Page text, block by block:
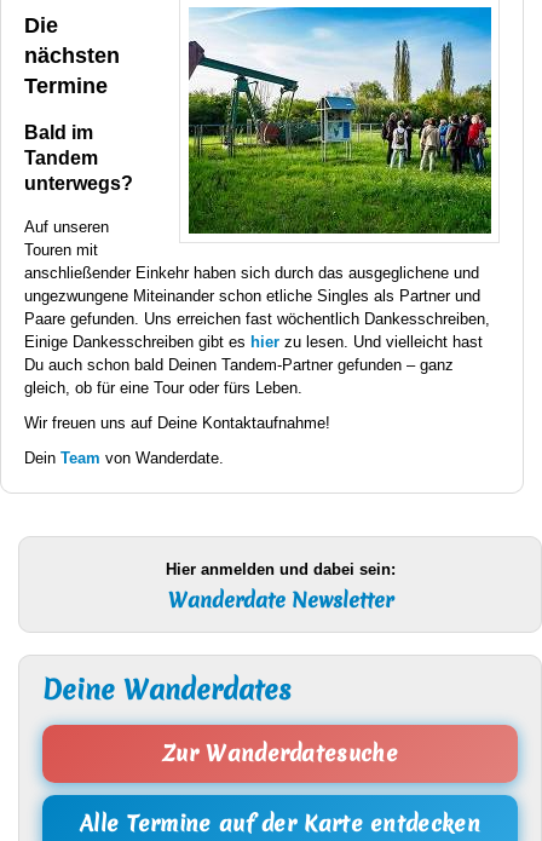
Die
nächsten
Termine
Bald im
Tandem
unterwegs?
Auf unseren
Touren mit
anschließender Einkehr haben sich durch das ausgeglichene und
ungezwungene Miteinander schon etliche Singles als Partner und
Paare gefunden. Uns erreichen fast wöchentlich Dankesschreiben,
Einige Dankesschreiben gibt es hier zu lesen. Und vielleicht hast
Du auch schon bald Deinen Tandem-Partner gefunden – ganz
gleich, ob für eine Tour oder fürs Leben.
Wir freuen uns auf Deine Kontaktaufnahme!
Dein Team von Wanderdate.
Hier anmelden und dabei sein:
Wanderdate Newsletter
Deine Wanderdates
Zur Wanderdatesuche
Alle Termine auf der Karte entdecken